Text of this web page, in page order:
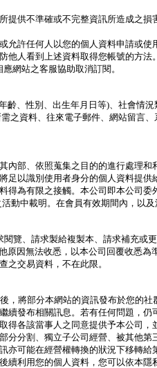
供不準確或不完整資訊所造成之損
許任何人以您的個人資料申請或使
人看到上述資料取得您帳號的方法。
網站之客服協助取消訂閱。
、性別、出生年月日等)、社會情
之資料、往來電子郵件、網站留言
內部、依照蒐集之目的的進行處理
足以識別使用者身分的個人資料提
得為有限之接觸。本公司即本公司
動中載明。在會員有效期間內，以
覽、請求製給複製本、請求補充或
原因無法收悉，以本公司回覆收悉
之交易資料，不在此限。
，將部分本網站的資訊發布於您的
發布相關訊息。若有任何問題，
得各該當事人之同意提供予本公司
分分割、獨立子公司經營、被其他
亦可能在經營權轉換的狀況下移轉
利用您的個人資料，您可以依本隱